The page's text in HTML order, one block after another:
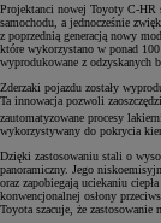
Projektanci nowej Toyoty C-HR
samochodu, a jednocześnie
z poprzednią generacją nowy
które wykorzystano w ponad
wyprodukowane z odzyskanych
Zderzaki pojazdu zostały
Ta innowacja pozwoli
zautomatyzowane procesy
wykorzystywany do pokrycia
Dzięki zastosowaniu stali o
panoramiczny. Jego
oraz zapobiegają uciekaniu
konwencjonalnej osłony
Toyota szacuje, że zastosowanie